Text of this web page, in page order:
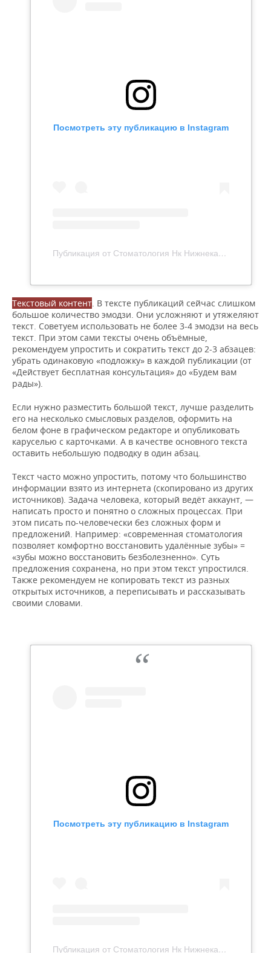
Посмотреть эту публикацию в Instagram
Публикация от Стоматология Нк Нижнекамск (@stomat_nk)
Текстовый контент . В тексте публикаций сейчас слишком
большое количество эмодзи. Они усложняют и утяжеляют
текст. Советуем использовать не более 3-4 эмодзи на весь
текст. При этом сами тексты очень объёмные,
рекомендуем упростить и сократить текст до 2-3 абзацев:
убрать одинаковую «подложку» в каждой публикации (от
«Действует бесплатная консультация» до «Будем вам
рады»).
Если нужно разместить большой текст, лучше разделить
его на несколько смысловых разделов, оформить на
белом фоне в графическом редакторе и опубликовать
каруселью с карточками. А в качестве основного текста
оставить небольшую подводку в один абзац.
Текст часто можно упростить, потому что большинство
информации взято из интернета (скопировано из других
источников). Задача человека, который ведёт аккаунт, —
написать просто и понятно о сложных процессах. При
этом писать по-человечески без сложных форм и
предложений. Например: «современная стоматология
позволяет комфортно восстановить удалённые зубы» =
«зубы можно восстановить безболезненно». Суть
предложения сохранена, но при этом текст упростился.
Также рекомендуем не копировать текст из разных
открытых источников, а переписывать и рассказывать
своими словами.
Посмотреть эту публикацию в Instagram
Публикация от Стоматология Нк Нижнекамск (@stomat_nk)